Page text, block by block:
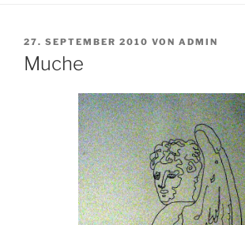
VERÖFFENTLICHT
AM
27. SEPTEMBER 2010 VON ADMIN
Muche